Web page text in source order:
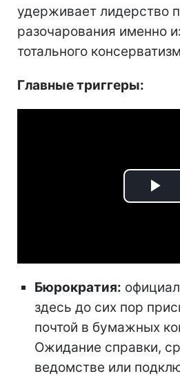
удерживает лидерство
разочарования именно
тотального
Главные триггеры:
Бюрократия:
здесь до сих пор
почтой в бумажных
Ожидание справки,
ведомстве или